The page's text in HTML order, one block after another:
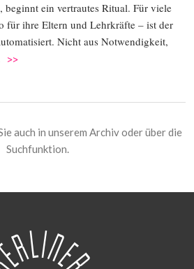
beginnt ein vertrautes Ritual. Für viele
für ihre Eltern und Lehrkräfte – ist der
Nicht aus Notwendigkeit,
>>
auch in unserem Archivoder über die
Suchfunktion.